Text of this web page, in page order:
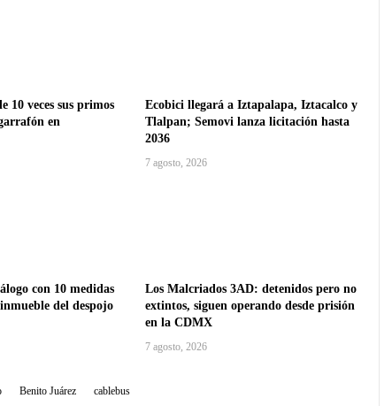
10 veces sus primos
en
Ecobici llegará a Iztapalapa, Iztacalco y
Tlalpan; Semovi lanza licitación hasta
2036
7 agosto, 2026
con 10 medidas
del despojo
Los Malcriados 3AD: detenidos pero no
extintos, siguen operando desde prisión
en la CDMX
7 agosto, 2026
Benito Juárez cablebus